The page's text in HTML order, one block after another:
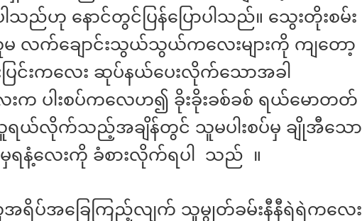
ါသည်ဟု နောင်တွင်ပြန်ပြောပါသည်။ သွေးတိုးစမ်း
လက်ချောင်းသွယ်သွယ်ကလေးများကို ကျတော့
ပြင်းကလေး ဆုပ်နယ်ပေးလိုက်သောအခါ
းက ပါးစပ်ကလေဟ၍ ခိုးခိုးခစ်ခစ် ရယ်မောတတ်
ရယ်လိုက်သည့်အချိန်တွင် သူမပါးစပ်မှ ချိုအီသော
ရနံ့လေးကို ခံစားလိုက်ရပါ သည် ။
ရိပ်အခြေကြည့်လျက် သူမွုတ်ခမ်းနီနီရဲရဲကလေး